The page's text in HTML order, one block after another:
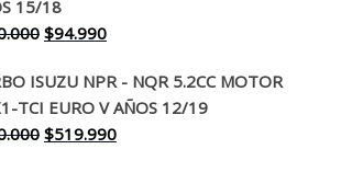
15/18
El
original
era:
$130.000.
$94.990El
actual
es:
$94.990.
ISUZU NPR - NQR 5.2CC MOTOR
TCI EURO V AÑOS 12/19
El
$519.990El